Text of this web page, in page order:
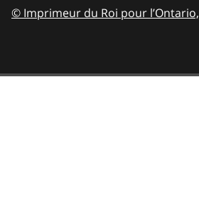
© Imprimeur du Roi pour l’Ontario,